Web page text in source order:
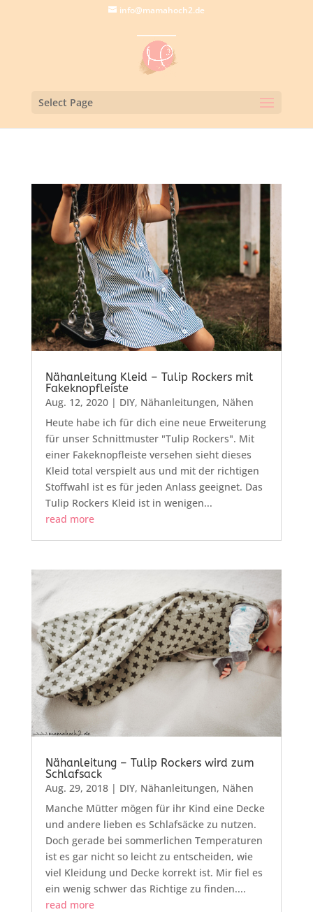
info@mamahoch2.de
Select Page
Nähanleitung Kleid – Tulip Rockers mit
Fakeknopfleiste
Aug. 12, 2020| DIY, Nähanleitungen, Nähen
Heute habe ich für dich eine neue Erweiterung
für unser Schnittmuster "Tulip Rockers". Mit
einer Fakeknopfleiste versehen sieht dieses
Kleid total verspielt aus und mit der richtigen
Stoffwahl ist es für jeden Anlass geeignet. Das
Tulip Rockers Kleid ist in wenigen...
read more
Nähanleitung – Tulip Rockers wird zum
Schlafsack
Aug. 29, 2018| DIY, Nähanleitungen, Nähen
Manche Mütter mögen für ihr Kind eine Decke
und andere lieben es Schlafsäcke zu nutzen.
Doch gerade bei sommerlichen Temperaturen
ist es gar nicht so leicht zu entscheiden, wie
viel Kleidung und Decke korrekt ist. Mir fiel es
ein wenig schwer das Richtige zu finden....
read more